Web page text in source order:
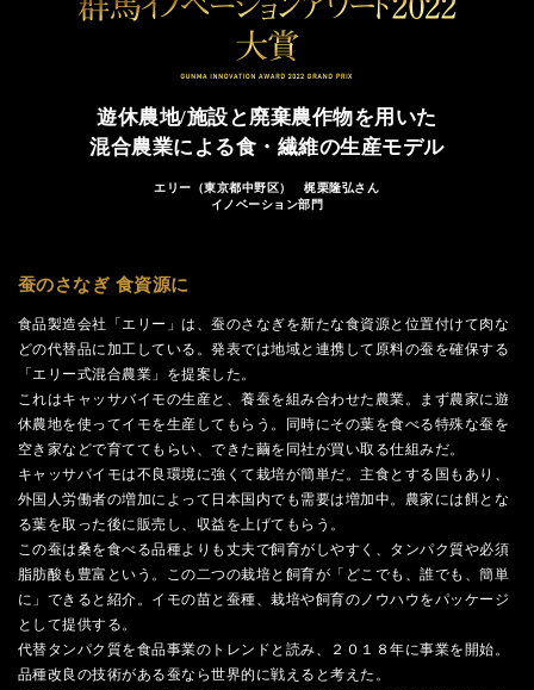
遊休農地/施設と廃棄農作物を用いた
混合農業による食・繊維の生産モデル
エリー（東京都中野区） 梶栗隆弘さん
イノベーション部門
蚕のさなぎ 食資源に
食品製造会社「エリー」は、蚕のさなぎを新たな食資源と位置付けて肉な
どの代替品に加工している。発表では地域と連携して原料の蚕を確保する
「エリー式混合農業」を提案した。
これはキャッサバイモの生産と、養蚕を組み合わせた農業。まず農家に遊
休農地を使ってイモを生産してもらう。同時にその葉を食べる特殊な蚕を
空き家などで育ててもらい、できた繭を同社が買い取る仕組みだ。
キャッサバイモは不良環境に強くて栽培が簡単だ。主食とする国もあり、
外国人労働者の増加によって日本国内でも需要は増加中。農家には餌とな
る葉を取った後に販売し、収益を上げてもらう。
この蚕は桑を食べる品種よりも丈夫で飼育がしやすく、タンパク質や必須
脂肪酸も豊富という。この二つの栽培と飼育が「どこでも、誰でも、簡単
に」できると紹介。イモの苗と蚕種、栽培や飼育のノウハウをパッケージ
として提供する。
代替タンパク質を食品事業のトレンドと読み、２０１８年に事業を開始。
品種改良の技術がある蚕なら世界的に戦えると考えた。